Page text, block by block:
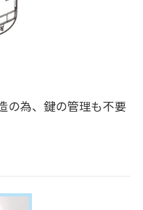
の為、鍵の管理も不要